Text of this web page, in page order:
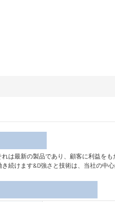
は最新の製品であり、顧客に利益を
続けます&D強さと技術は、当社の中